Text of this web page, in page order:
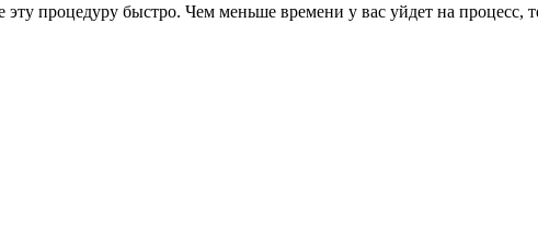
процедуру быстро. Чем меньше времени у вас уйдет на